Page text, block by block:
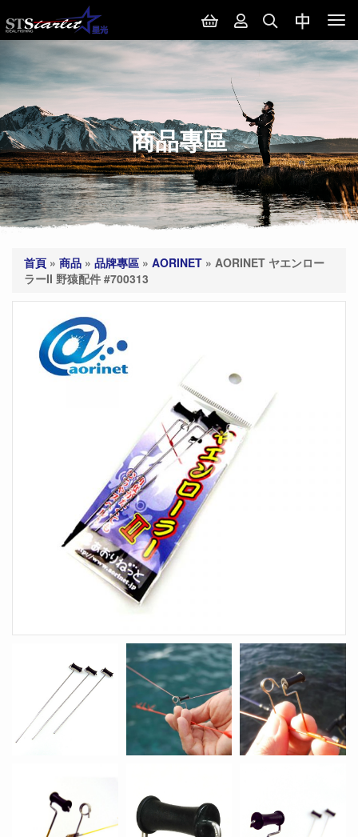
商品專區
首頁 » 商品 » 品牌專區 » AORINET » AORINET ヤエンロー
ラーII 野猿配件 #700313